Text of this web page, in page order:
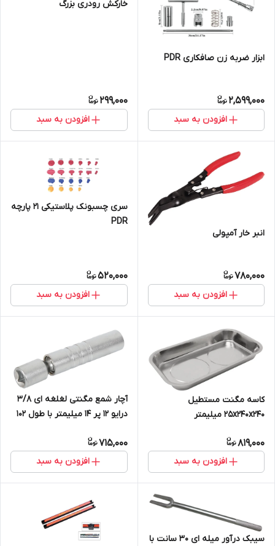
ابزار ضربه زن صافکاری PDR
2,599,000
افزودن به سبد
خارکش رودری بزرگ
299,000
افزودن به سبد
انبر خار آمپولی
780,000
افزودن به سبد
سری چسبونک پلاستیکی 21 پارچه
PDR
520,000
افزودن به سبد
کاسه مگنت مستطیل
25x240x240 میلیمتر
819,000
افزودن به سبد
آچار شمع مگنتی لغلغه ای 3/8
درایو 12 پر 14 میلیمتر با طول 102
715,000
افزودن به سبد
سیبک درآور میله ای 30 سانت با